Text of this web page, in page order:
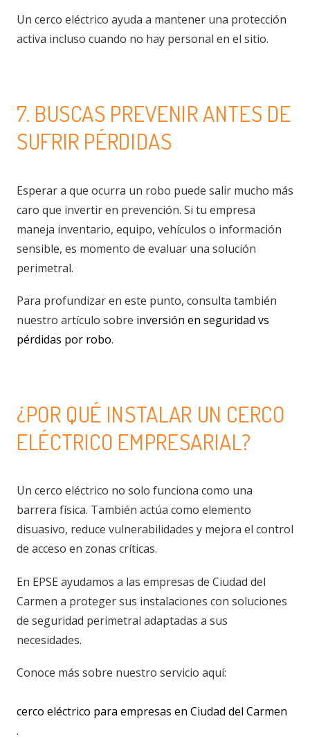
Un cerco eléctrico ayuda a mantener una protección
activa incluso cuando no hay personal en el sitio.
7. BUSCAS PREVENIR ANTES DE
SUFRIR PÉRDIDAS
Esperar a que ocurra un robo puede salir mucho más
caro que invertir en prevención. Si tu empresa
maneja inventario, equipo, vehículos o información
sensible, es momento de evaluar una solución
perimetral.
Para profundizar en este punto, consulta también
nuestro artículo sobre inversión en seguridad vs
pérdidas por robo.
¿POR QUÉ INSTALAR UN CERCO
ELÉCTRICO EMPRESARIAL?
Un cerco eléctrico no solo funciona como una
barrera física. También actúa como elemento
disuasivo, reduce vulnerabilidades y mejora el control
de acceso en zonas críticas.
En EPSE ayudamos a las empresas de Ciudad del
Carmen a proteger sus instalaciones con soluciones
de seguridad perimetral adaptadas a sus
necesidades.
Conoce más sobre nuestro servicio aquí:
cerco eléctrico para empresas en Ciudad del Carmen
.